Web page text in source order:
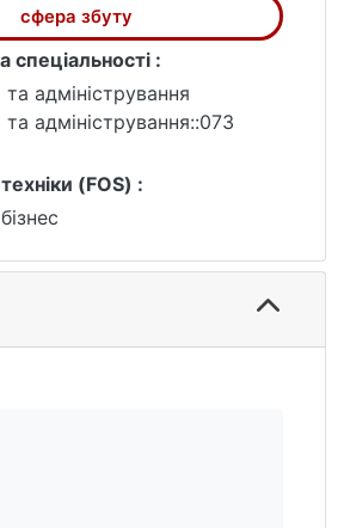
підприємства; надано
економічну характеристику
функціонування ТОВ
фінансовий стан та
оцінювання
ТОВ «ДКЗ»;
напрями збільшення
підприємства на ТОВ
заходів.
сфера збуту
спеціальності :
адміністрування
та адміністрування::073
техніки (FOS) :